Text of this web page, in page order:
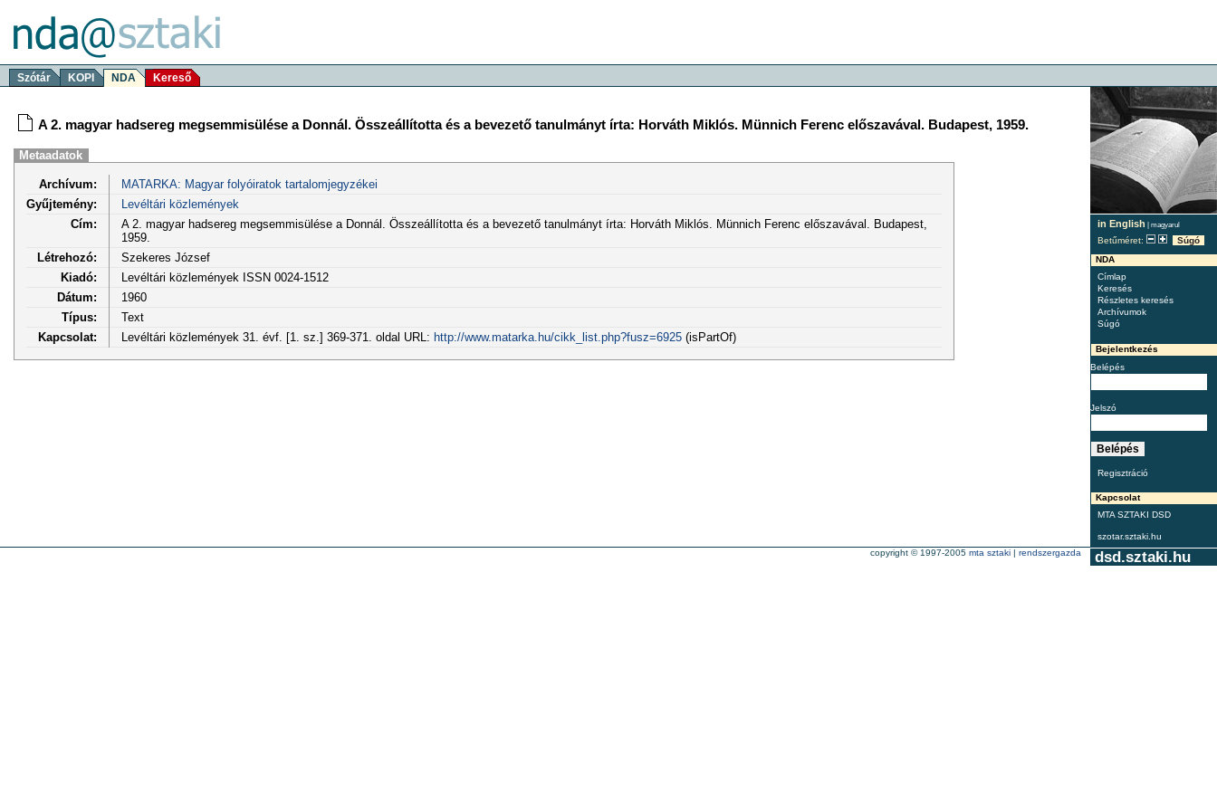
Szótár KOPI NDA Kereső
in English | magyarul
Betűméret:
Súgó
NDA
Címlap
Keresés
Részletes keresés
Archívumok
Súgó
Bejelentkezés
Belépés
Jelszó
Regisztráció
Kapcsolat
MTA SZTAKI DSD
szotar.sztaki.hu
A 2. magyar hadsereg megsemmisülése a Donnál. Összeállította és a bevezető tanulmányt írta: Horváth Miklós. Münnich Ferenc előszavával. Budapest, 1959.
Metaadatok
Archívum:
MATARKA: Magyar folyóiratok tartalomjegyzékei
Gyűjtemény:
Levéltári közlemények
Cím:
A 2. magyar hadsereg megsemmisülése a Donnál. Összeállította és a bevezető tanulmányt írta: Horváth Miklós. Münnich Ferenc előszavával. Budapest,
1959.
Létrehozó:
Szekeres József
Kiadó:
Levéltári közlemények ISSN 0024-1512
Dátum:
1960
Típus:
Text
Kapcsolat:
Levéltári közlemények 31. évf. [1. sz.] 369-371. oldal URL: http://www.matarka.hu/cikk_list.php?fusz=6925(isPartOf)
dsd.sztaki.hu
copyright © 1997-2005 mta sztaki | rendszergazda